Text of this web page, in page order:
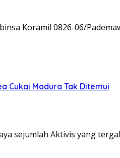
Koramil 0826-06/
Cukai Madura Tak Ditemui
sejumlah Aktivis yang